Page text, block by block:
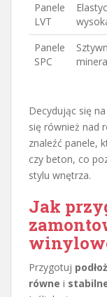
Panele
LVT
Panele
SPC
Decydując się
się również nad
znaleźć panele,
czy beton, co
stylu wnętrza.
Jak
Przygotuj
równe i